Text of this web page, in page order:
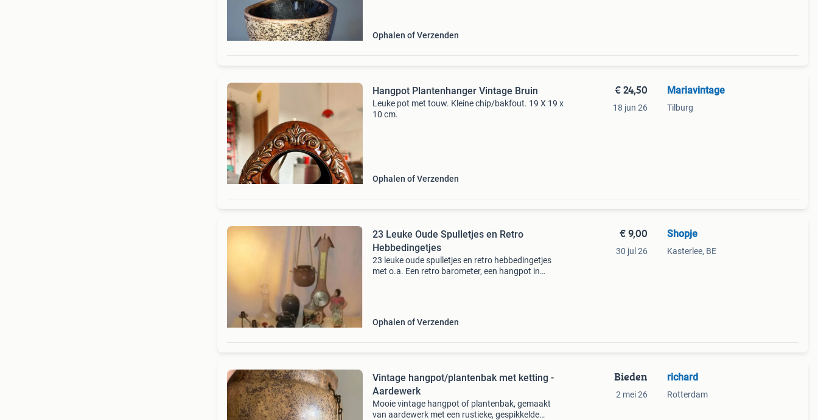
Ophalen of Verzenden
Hangpot Plantenhanger Vintage Bruin
Leuke pot met touw. Kleine chip/bakfout. 19 X 19 x
10 cm.
Ophalen of Verzenden
€ 24,50
18 jun 26
Mariavintage
Tilburg
23 Leuke Oude Spulletjes en Retro
Hebbedingetjes
23 leuke oude spulletjes en retro hebbedingetjes
met o.a. Een retro barometer, een hangpot in
Ophalen of Verzenden
€ 9,00
30 jul 26
Shopje
Kasterlee, BE
Vintage hangpot/plantenbak met ketting -
Aardewerk
Mooie vintage hangpot of plantenbak, gemaakt
van aardewerk met een rustieke, gespikkelde
Bieden
2 mei 26
richard
Rotterdam